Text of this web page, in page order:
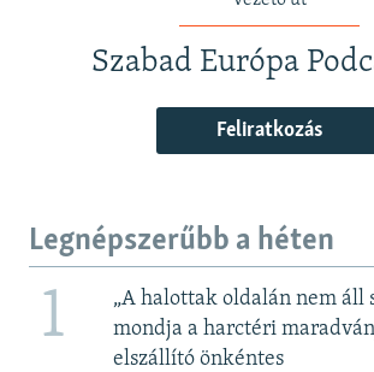
Szabad Európa
Feliratkozás
Legnépszerűbb a héten
1
„A halottak oldalán nem áll
mondja a harctéri
elszállító önkéntes